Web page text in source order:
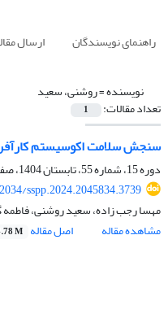
راهنمای نویسندگان ارسال
نویسنده =روشنی، سعید
تعداد مقالات: 1
سنجش سلامت اکوسیستم
دوره 15، شماره 55، تابستان 1404، صفحه
sspp.2024.2045834.3739
مهسا رجب زاده، سعید روشنی، فاطمه
مشاهده مقاله
اصل مقاله M